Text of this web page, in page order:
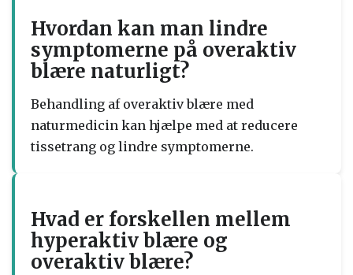
Hvordan kan man lindre
symptomerne på overaktiv
blære naturligt?
Behandling af overaktiv blære med
naturmedicin kan hjælpe med at reducere
tissetrang og lindre symptomerne.
Hvad er forskellen mellem
hyperaktiv blære og
overaktiv blære?